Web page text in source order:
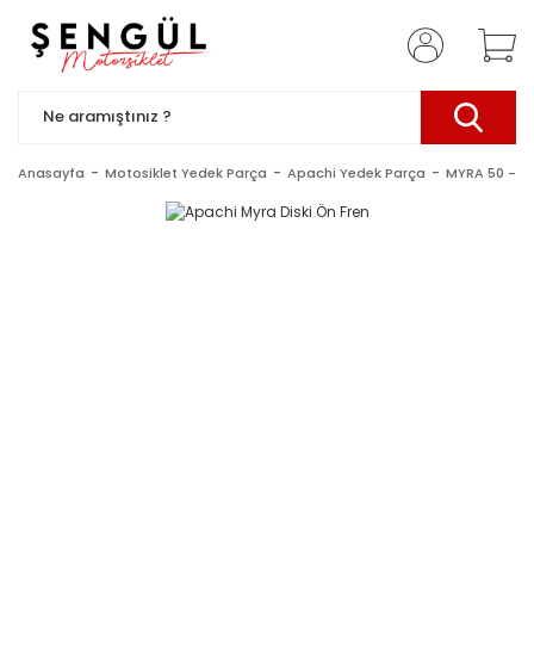
Anasayfa Motosiklet Yedek Parça Apachi Yedek Parça MYRA 50 -